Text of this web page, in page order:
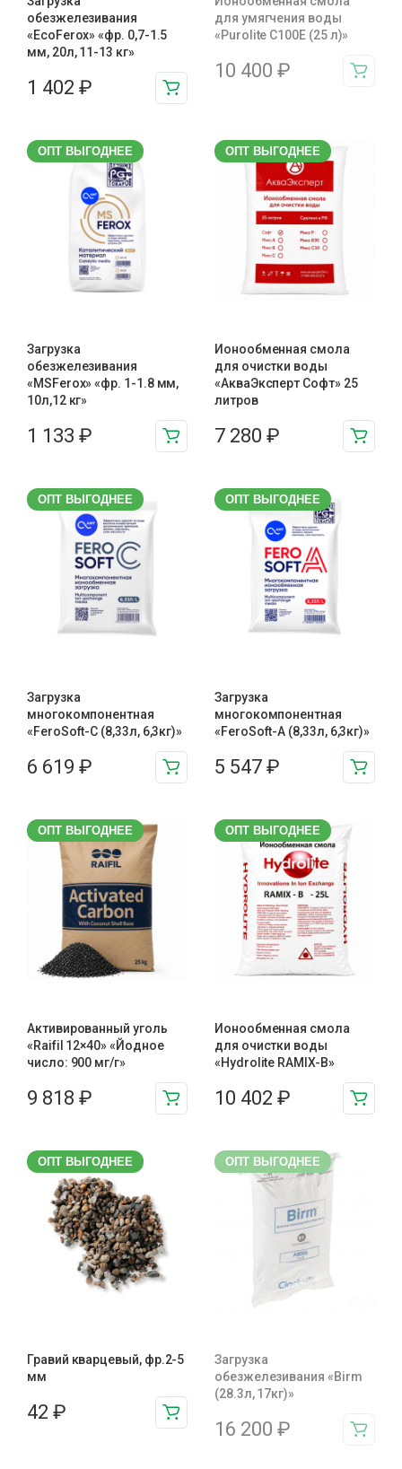
обезжелезивания
«EcoFerox» «фр. 0,7-1.5
мм, 20л, 11-13 кг»
1 402 ₽
для умягчения воды
«Purolite C100E (25 л)»
10 400 ₽
ОПТ ВЫГОДНЕЕ
Загрузка
обезжелезивания
«MSFerox» «фр. 1-1.8 мм,
10л,12 кг»
1 133 ₽
ОПТ ВЫГОДНЕЕ
Ионообменная смола
для очистки воды
«АкваЭксперт Софт» 25
литров
7 280 ₽
ОПТ ВЫГОДНЕЕ
Загрузка
многокомпонентная
«FeroSoft-C (8,33л, 6,3кг)»
6 619 ₽
ОПТ ВЫГОДНЕЕ
Загрузка
многокомпонентная
«FeroSoft-A (8,33л, 6,3кг)»
5 547 ₽
ОПТ ВЫГОДНЕЕ
Активированный уголь
«Raifil 12×40» «Йодное
число: 900 мг/г»
9 818 ₽
ОПТ ВЫГОДНЕЕ
Ионообменная смола
для очистки воды
«Hydrolite RAMIX-B»
10 402 ₽
ОПТ ВЫГОДНЕЕ
Гравий кварцевый, фр.2-5
мм
42 ₽
ОПТ ВЫГОДНЕЕ
Загрузка
обезжелезивания «Birm
(28.3л, 17кг)»
16 200 ₽